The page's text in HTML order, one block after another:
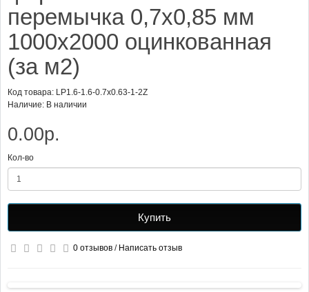
перемычка 0,7х0,85 мм
1000х2000 оцинкованная
(за м2)
Код товара: LP1.6-1.6-0.7x0.63-1-2Z
Наличие: В наличии
0.00р.
Кол-во
Купить
0 отзывов / Написать отзыв